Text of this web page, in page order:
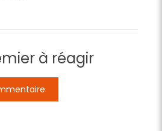
à réagir